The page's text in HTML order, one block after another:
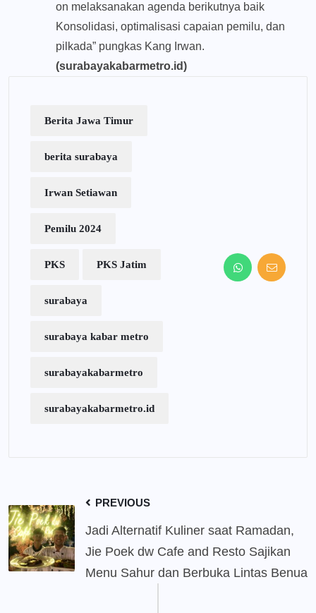
on melaksanakan agenda berikutnya baik
Konsolidasi, optimalisasi capaian pemilu, dan
pilkada” pungkas Kang Irwan.
(surabayakabarmetro.id)
Berita Jawa Timur
berita surabaya
Irwan Setiawan
Pemilu 2024
PKS PKS Jatim
surabaya
surabaya kabar metro
surabayakabarmetro
surabayakabarmetro.id
PREVIOUS
Jadi Alternatif Kuliner saat Ramadan,
Jie Poek dw Cafe and Resto Sajikan
Menu Sahur dan Berbuka Lintas Benua